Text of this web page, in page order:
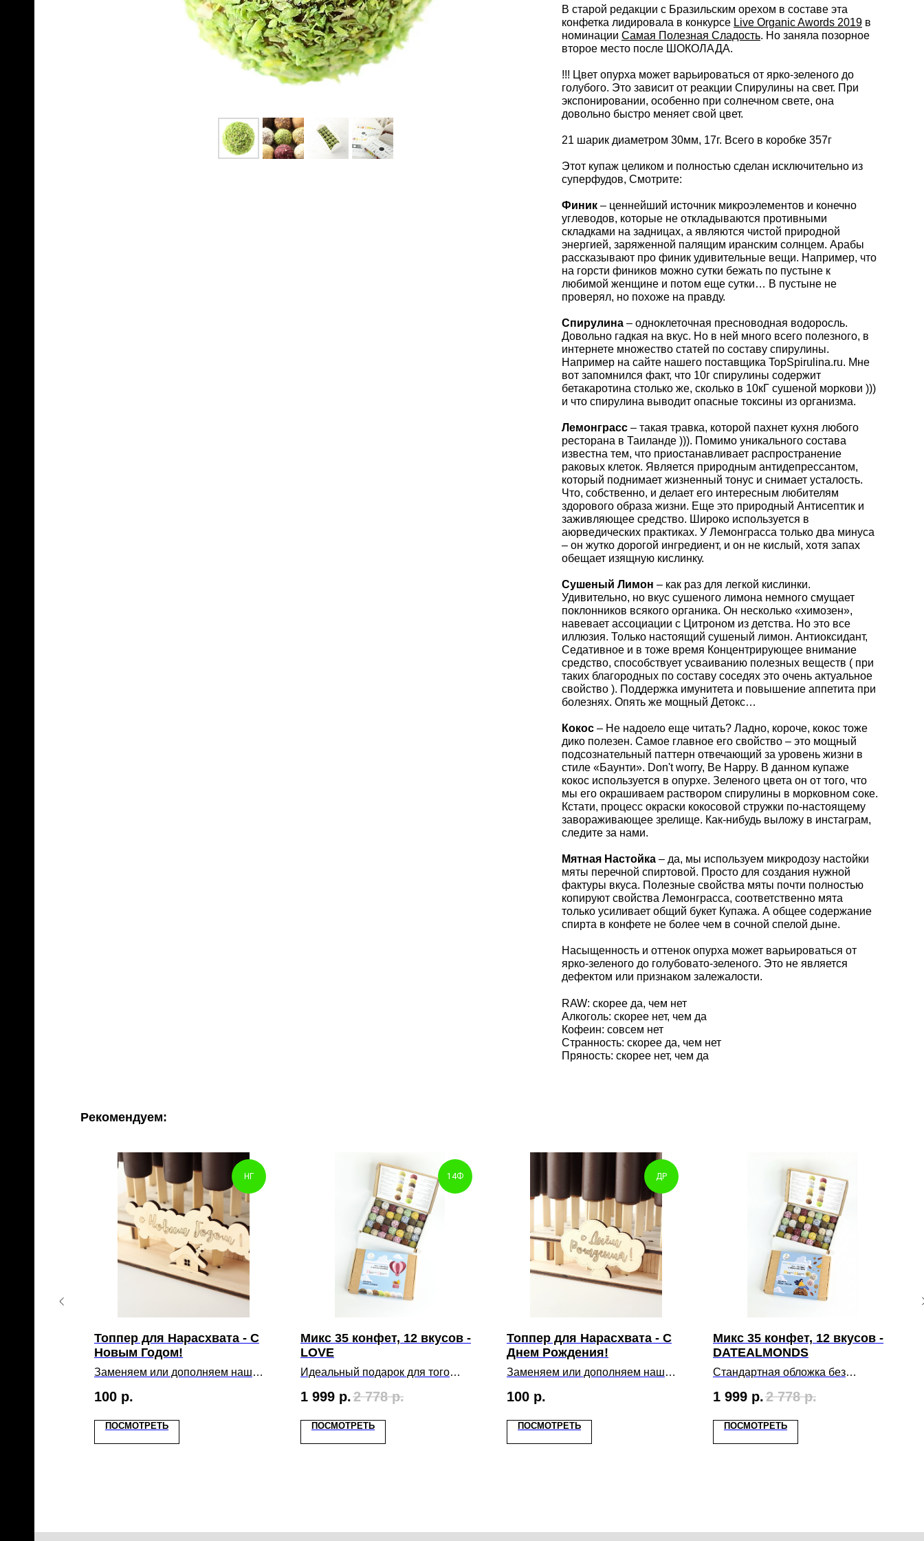
В старой редакции с Бразильским орехом в составе эта
конфетка лидировала в конкурсе Live Organic Awords 2019 в
номинации Самая Полезная Сладость. Но заняла позорное
второе место после ШОКОЛАДА.
!!! Цвет опурха может варьироваться от ярко-зеленого до
голубого. Это зависит от реакции Спирулины на свет. При
экспонировании, особенно при солнечном свете, она
довольно быстро меняет свой цвет.
21 шарик диаметром 30мм, 17г. Всего в коробке 357г
Этот купаж целиком и полностью сделан исключительно из
суперфудов, Смотрите:
Финик – ценнейший источник микроэлементов и конечно
углеводов, которые не откладываются противными
складками на задницах, а являются чистой природной
энергией, заряженной палящим иранским солнцем. Арабы
рассказывают про финик удивительные вещи. Например, что
на горсти фиников можно сутки бежать по пустыне к
любимой женщине и потом еще сутки… В пустыне не
проверял, но похоже на правду.
Спирулина – одноклеточная пресноводная водоросль.
Довольно гадкая на вкус. Но в ней много всего полезного, в
интернете множество статей по составу спирулины.
Например на сайте нашего поставщика TopSpirulina.ru. Мне
вот запомнился факт, что 10г спирулины содержит
бетакаротина столько же, сколько в 10кГ сушеной моркови )))
и что спирулина выводит опасные токсины из организма.
Лемонграсс – такая травка, которой пахнет кухня любого
ресторана в Таиланде ))). Помимо уникального состава
известна тем, что приостанавливает распространение
раковых клеток. Является природным антидепрессантом,
который поднимает жизненный тонус и снимает усталость.
Что, собственно, и делает его интересным любителям
здорового образа жизни. Еще это природный Антисептик и
заживляющее средство. Широко используется в
аюрведических практиках. У Лемонграсса только два минуса
– он жутко дорогой ингредиент, и он не кислый, хотя запах
обещает изящную кислинку.
Сушеный Лимон – как раз для легкой кислинки.
Удивительно, но вкус сушеного лимона немного смущает
поклонников всякого органика. Он несколько «химозен»,
навевает ассоциации с Цитроном из детства. Но это все
иллюзия. Только настоящий сушеный лимон. Антиоксидант,
Седативное и в тоже время Концентрирующее внимание
средство, способствует усваиванию полезных веществ ( при
таких благородных по составу соседях это очень актуальное
свойство ). Поддержка имунитета и повышение аппетита при
болезнях. Опять же мощный Детокс…
Кокос – Не надоело еще читать? Ладно, короче, кокос тоже
дико полезен. Самое главное его свойство – это мощный
подсознательный паттерн отвечающий за уровень жизни в
стиле «Баунти». Don't worry, Be Happy. В данном купаже
кокос используется в опурхе. Зеленого цвета он от того, что
мы его окрашиваем раствором спирулины в морковном соке.
Кстати, процесс окраски кокосовой стружки по-настоящему
завораживающее зрелище. Как-нибудь выложу в инстаграм,
следите за нами.
Мятная Настойка – да, мы используем микродозу настойки
мяты перечной спиртовой. Просто для создания нужной
фактуры вкуса. Полезные свойства мяты почти полностью
копируют свойства Лемонграсса, соответственно мята
только усиливает общий букет Купажа. А общее содержание
спирта в конфете не более чем в сочной спелой дыне.
Насыщенность и оттенок опурха может варьироваться от
ярко-зеленого до голубовато-зеленого. Это не является
дефектом или признаком залежалости.
RAW: скорее да, чем нет
Алкоголь: скорее нет, чем да
Кофеин: совсем нет
Странность: скорее да, чем нет
Пряность: скорее нет, чем да
Рекомендуем:
НГ
Топпер для Нарасхвата - С
Новым Годом!
Заменяем или дополняем наш
100 р.
ПОСМОТРЕТЬ
14Ф
Микс 35 конфет, 12 вкусов -
LOVE
Идеальный подарок для того
заботу близкому человеку. Если вы
мы сами свяжемся и доставим
1 999 р.2 778 р.
ПОСМОТРЕТЬ
ДР
Топпер для Нарасхвата - С
Днем Рождения!
Заменяем или дополняем наш
100 р.
ПОСМОТРЕТЬ
Микс 35 конфет, 12 вкусов -
DATEALMONDS
Стандартная обложка без
Просто Идеальные Конфеты
1 999 р.2 778 р.
ПОСМОТРЕТЬ